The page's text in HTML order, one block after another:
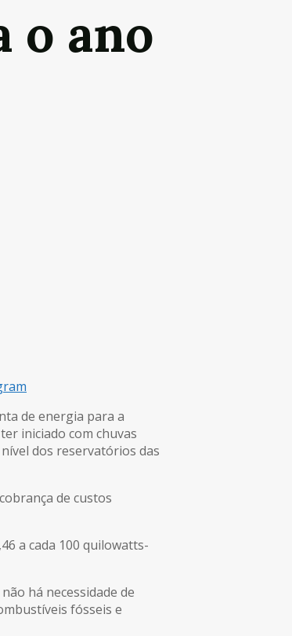
o ano
de energia para a
iniciado com chuvas
dos reservatórios das
de custos
a cada 100 quilowatts-
há necessidade de
fósseis e